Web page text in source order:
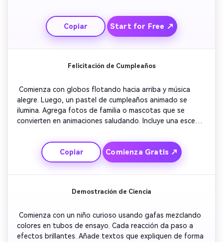
Concluye con todas las obras juntas formando un mural
brillante. El sentimiento debe ser alegre, inspirador y
significativo para niños y familias.
Copiar Start for Free ↗
Felicitación de Cumpleaños
Comienza con globos flotando hacia arriba y música
alegre. Luego, un pastel de cumpleaños animado se
ilumina. Agrega fotos de familia o mascotas que se
convierten en animaciones saludando. Incluye una escena
Termina con fuegos artificiales y una pantalla llamativa de
‘¡Feliz Cumpleaños!’, para que sea festivo y compartible
para cualquier celebración infantil.
Copiar Comienza Gratis ↗
Demostración de Ciencia
Comienza con un niño curioso usando gafas mezclando
colores en tubos de ensayo. Cada reacción da paso a
efectos brillantes. Añade textos que expliquen de forma